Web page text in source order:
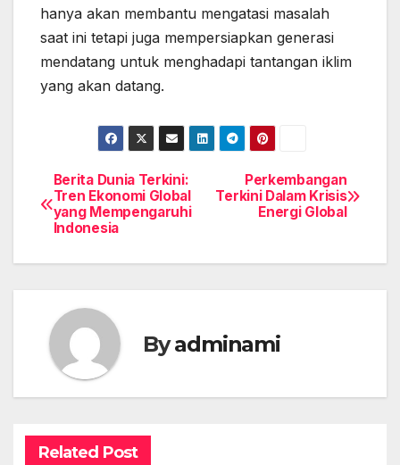
hanya akan membantu mengatasi masalah
saat ini tetapi juga mempersiapkan generasi
mendatang untuk menghadapi tantangan iklim
yang akan datang.
Post
navigation
Perkembangan
Terkini Dalam Krisis
Energi Global
Berita Dunia Terkini:
Tren Ekonomi Global
yang Mempengaruhi
Indonesia
Byadminami
Related Post